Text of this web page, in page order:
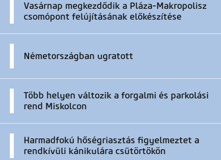
Vasárnap megkezdődik a Pláza-Makropolisz
csomópont felújításának előkészítése
Németországban ugratott
Több helyen változik a forgalmi és parkolási
rend Miskolcon
Harmadfokú hőségriasztás figyelmeztet a
rendkívüli kánikulára csütörtökön